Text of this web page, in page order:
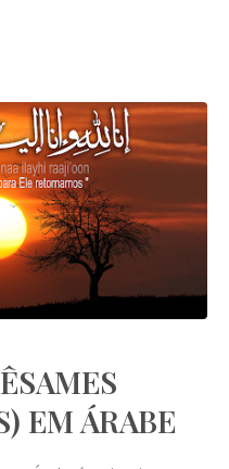
EM ÁRABE